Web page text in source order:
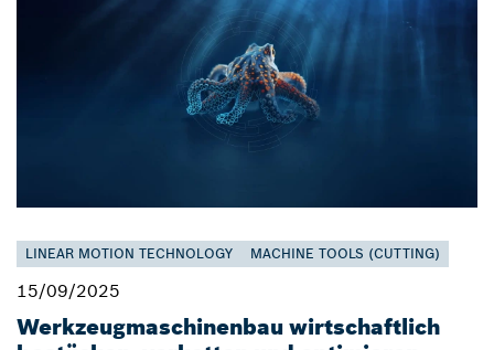
LINEAR MOTION TECHNOLOGY MACHINE TOOLS (CUTTING)
15/09/2025
Werkzeugmaschinenbau wirtschaftlich